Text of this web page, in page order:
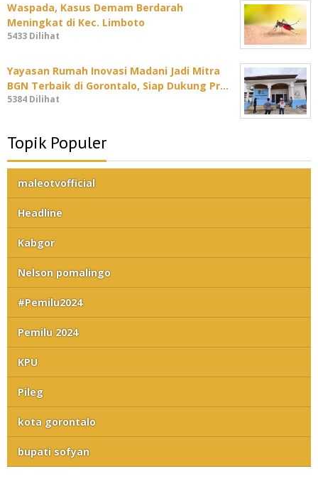
Waspada, Kasus Demam Berdarah
Meningkat di Kec. Limboto
5433 Dilihat
Yayasan Rumah Inovasi Madani Jadi Mitra
BGN Terbaik di Gorontalo, Siap Dukung Pr…
5384 Dilihat
Topik Populer
maleotvofficial
Headline
Kabgor
Nelson pomalingo
#Pemilu2024
Pemilu 2024
KPU
Pileg
kota gorontalo
bupati sofyan